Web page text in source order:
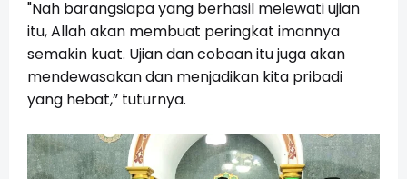
"Nah barangsiapa yang berhasil melewati ujian
itu, Allah akan membuat peringkat imannya
semakin kuat. Ujian dan cobaan itu juga akan
mendewasakan dan menjadikan kita pribadi
yang hebat,” tuturnya.